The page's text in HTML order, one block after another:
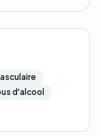
d'alcool